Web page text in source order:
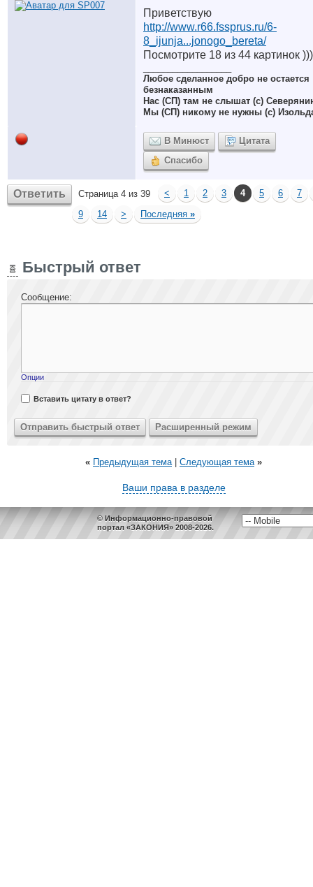
Приветствую
http://www.r66.fssprus.ru/6-
8_ijunja...jonogo_bereta/
Посмотрите 18 из 44 картинок )))
Любое сделанное добро не остается
безнаказанным
Нас (СП) там не слышат (с)
Мы (СП) никому не нужны (с)
В Минюст
Цитата
Спасибо
Ответить Страница 4 из 39 < 1 2 3 4 5 6
7
9
14 > Последняя »
Быстрый ответ
Сообщение:
Опции
Вставить цитату в ответ?
« Предыдущая тема| Следующая тема »
Ваши права в разделе
© Информационно-правовой
портал «ЗАКОНИЯ» 2008-2026.